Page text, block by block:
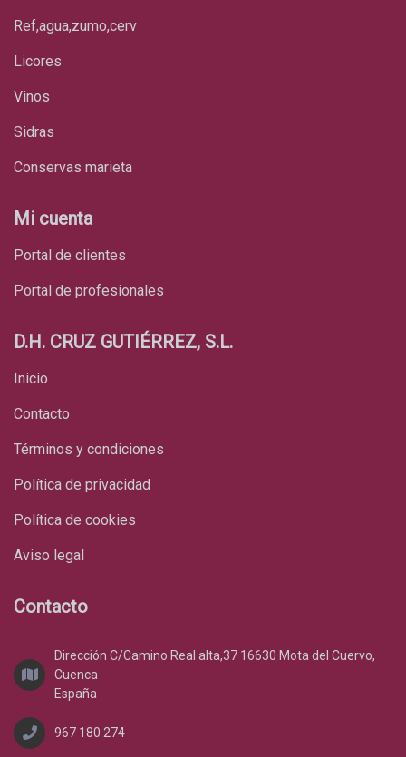
ref,agua,zumo,cerv
licores
vinos
sidras
conservas marieta
Mi cuenta
Portal de clientes
Portal de profesionales
D.H. CRUZ GUTIÉRREZ, S.L.
Inicio
Contacto
Términos y condiciones
Política de privacidad
Política de cookies
Aviso legal
Contacto
Dirección C/Camino Real alta,37 16630 Mota del Cuervo,
Cuenca
España
967 180 274